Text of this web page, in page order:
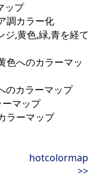
ップ
調カラー化
,黄色,緑,青を経て
色へのカラーマッ
のカラーマップ
マップ
ラーマップ
hotcolormap
>>